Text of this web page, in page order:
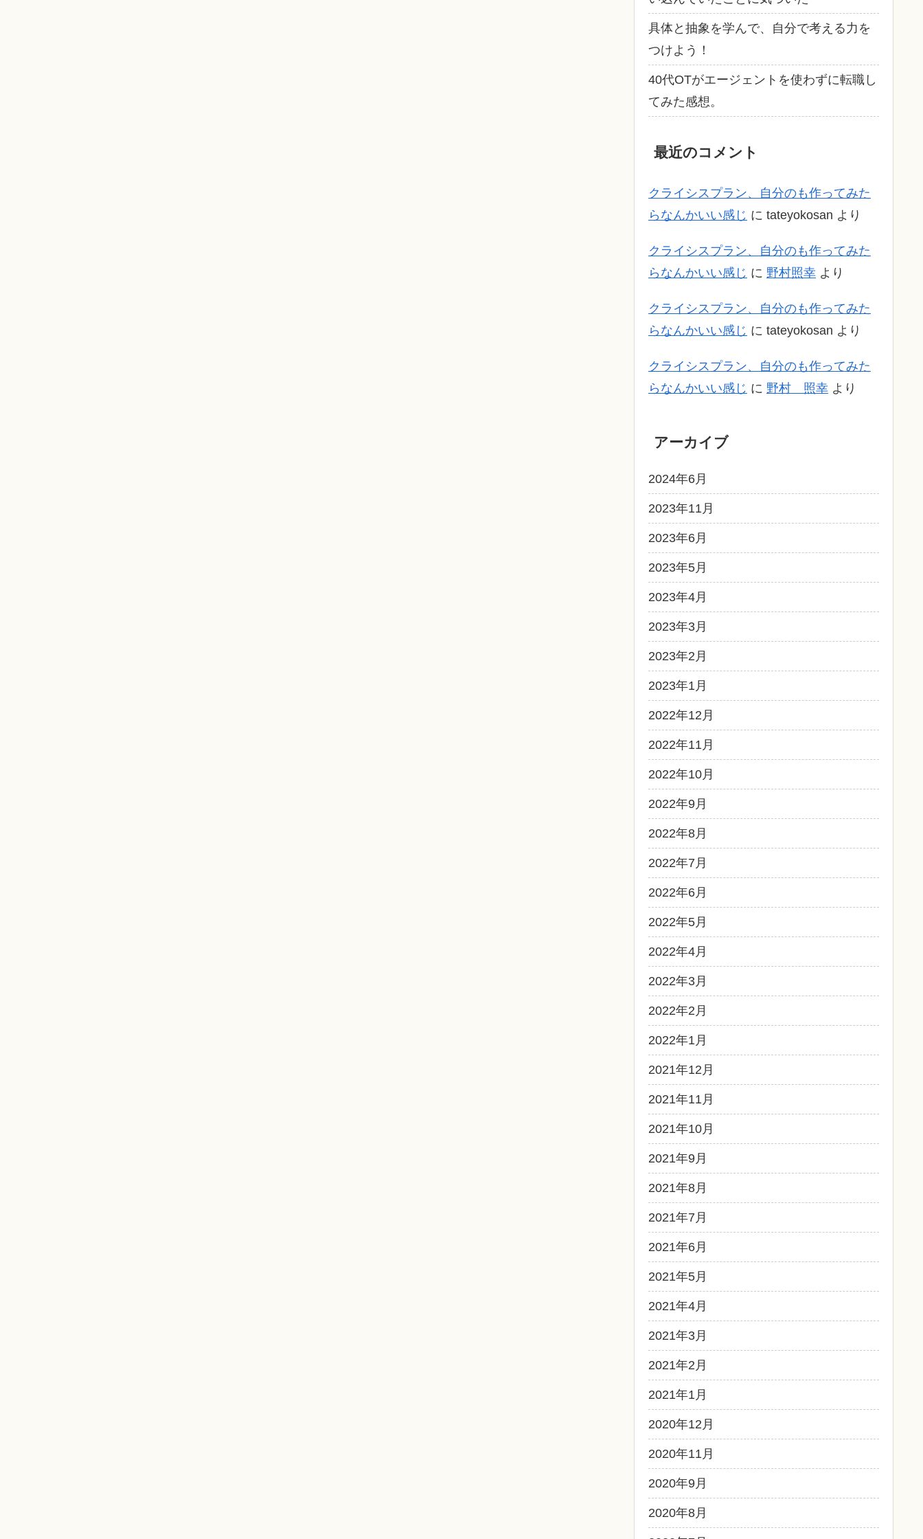
具体と抽象を学んで、自分で考える力を
つけよう！
40代OTがエージェントを使わずに転職し
てみた感想。
最近のコメント
クライシスプラン、自分のも作ってみた
らなんかいい感じ に tateyokosan より
クライシスプラン、自分のも作ってみた
らなんかいい感じ に 野村照幸 より
クライシスプラン、自分のも作ってみた
らなんかいい感じ に tateyokosan より
クライシスプラン、自分のも作ってみた
らなんかいい感じ に 野村 照幸 より
アーカイブ
2024年6月
2023年11月
2023年6月
2023年5月
2023年4月
2023年3月
2023年2月
2023年1月
2022年12月
2022年11月
2022年10月
2022年9月
2022年8月
2022年7月
2022年6月
2022年5月
2022年4月
2022年3月
2022年2月
2022年1月
2021年12月
2021年11月
2021年10月
2021年9月
2021年8月
2021年7月
2021年6月
2021年5月
2021年4月
2021年3月
2021年2月
2021年1月
2020年12月
2020年11月
2020年9月
2020年8月